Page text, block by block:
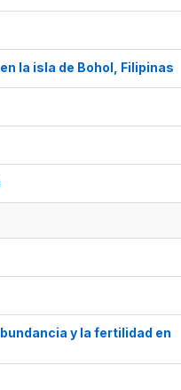
la isla de Bohol, Filipinas
y la fertilidad en